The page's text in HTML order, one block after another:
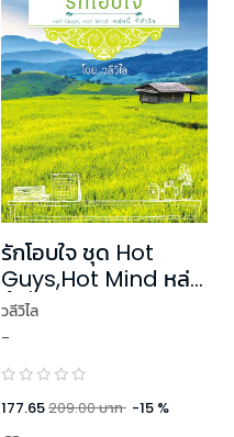
รักโอบใจ ชุด Hot
Guys,Hot Mind หล่อ
นี้ ที่หัวใจ
วลีวิไล
-
177.65209.00บาท -15 %